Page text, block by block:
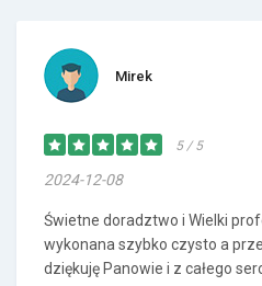
Mirek
5 / 5
2024-12-08
Świetne doradztwo i Wielki
wykonana szybko czysto a
dziękuję Panowie i z całego